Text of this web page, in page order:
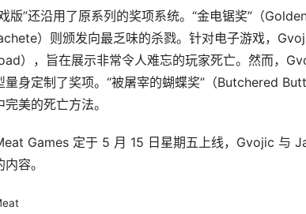
版”还沿用了原系列的奖项系统。“金电锯奖”（
）则颁发向最乏味的杀戮。针对电子游戏，
），旨在展示非常令人难忘的玩家死亡。然而，
量身定制了奖项。“被屠宰的蝴蝶奖”（Butchered
美的死亡方法。
Games 定于 5 月 15 日星期五上线，Gvojic 与
容。